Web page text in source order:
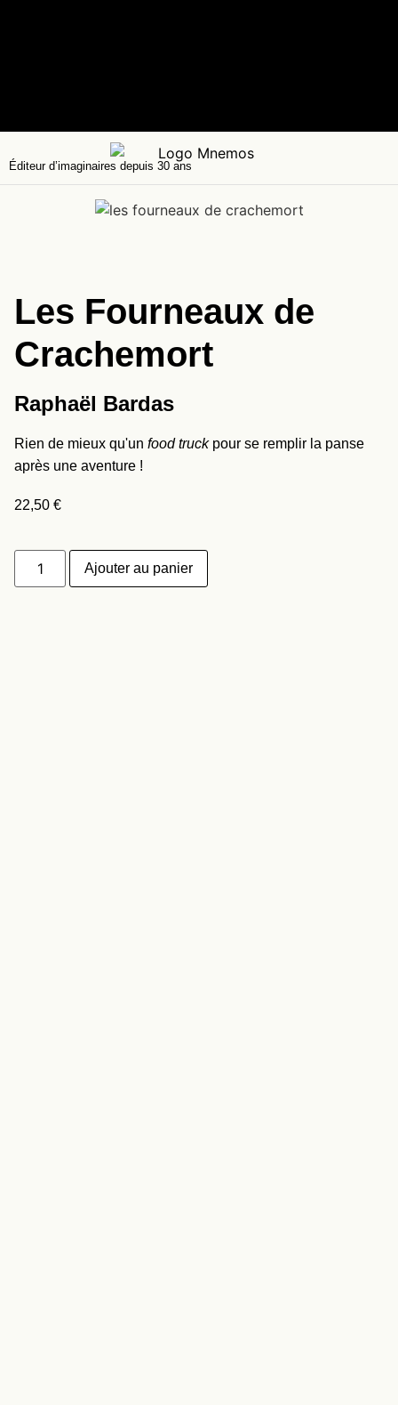
Éditeur d’imaginaires depuis 30 ans
Les Fourneaux de
Crachemort
Raphaël Bardas
Rien de mieux qu'un food truckpour se remplir la panse
après une aventure !
22,50 €
Ajouter au panier